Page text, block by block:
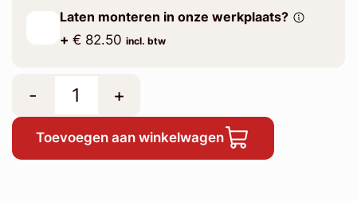
Laten monteren in onze werkplaats?
+ € 82.50 incl. btw
- +
Toevoegen aan winkelwagen